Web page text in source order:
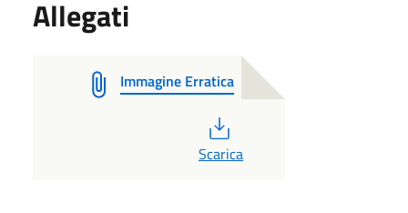
Allegati
Immagine Erratica
Scarica